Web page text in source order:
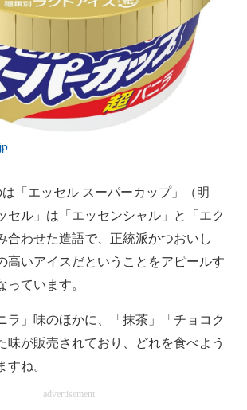
を詳説
ミュニティ
よく分かる
専門サイト
総合サイト
活用を支援
専門サイト
応用
ーの最前線
「エッセル スーパーカップ」（明
セル」は「エッセンシャル」と「エク
合わせた造語で、正統派かつおいし
高いアイスだということをアピールす
っています。
」味のほかに、「抹茶」「チョコク
味が販売されており、どれを食べよう
すね。
advertisement